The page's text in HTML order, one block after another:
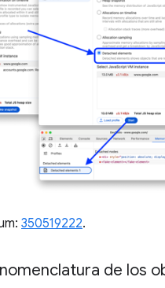
350519222.
de los